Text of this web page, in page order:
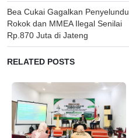
Post
navigation
Bea Cukai Gagalkan
Rokok dan MMEA Ilegal Senilai
Rp.870 Juta di Jateng
RELATED POSTS